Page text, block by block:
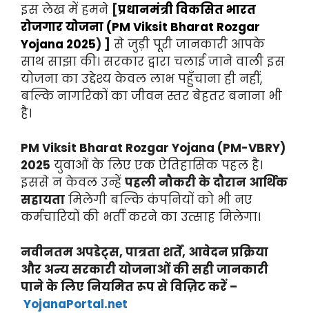
इस लेख में हमने [प्रधानमंत्री विकसित भारत
रोजगार योजना (PM Viksit Bharat Rozgar
Yojana 2025) ] से जुड़ी पूरी जानकारी आपके
साथ साझा की। सरकार द्वारा चलाई जाने वाली इस
योजना का उद्देश्य केवल लाभ पहुँचाना ही नहीं,
बल्कि नागरिकों का जीवन स्तर बेहतर बनाना भी
है।
PM Viksit Bharat Rozgar Yojana (PM-VBRY)
2025 युवाओं के लिए एक ऐतिहासिक पहल है।
इससे न केवल उन्हें पहली नौकरी के दौरान आर्थिक
सहायता मिलेगी बल्कि कंपनियों को भी नए
कर्मचारियों की भर्ती करने का उत्साह मिलेगा।
नवीनतम अपडेट्स, पात्रता शर्तें, आवेदन प्रक्रिया
और अन्य सरकारी योजनाओं की सही जानकारी
पाने के लिए नियमित रूप से विज़िट करें –
YojanaPortal.net